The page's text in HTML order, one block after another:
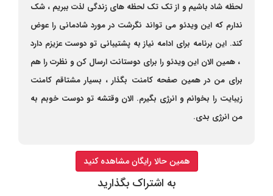
لحظه شاد باشیم و از تک تک لحظه های زندگی لذت ببریم ، شک
ندارم که این ویدئو می تواند نگرشت در مورد شادمانی را عوض
کند. این برنامه برای ادامه نیاز به پشتیبانی تو دوست عزیزم دارد
، همین الان این ویدئو را برای دوستانت ارسال کن و نظرت را هم
برای من در همین صفحه کامنت بگذار ، بسیار مشتاقم کامنت
زیبایت را بخوانم و انرژی بگیرم. الان وقتشه تو دوست خوبم به
من انرژی بدی.
همین حالا رایگان مشاهده کنید
به اشتراک بگذارید